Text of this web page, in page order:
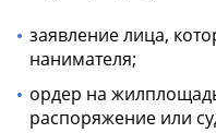
заявление лица,
нанимателя;
ордер на
распоряжение или